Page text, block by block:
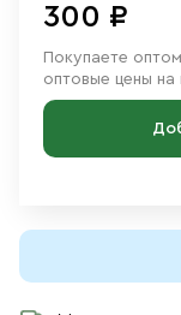
300 ₽
Покупаете
оптовые цены